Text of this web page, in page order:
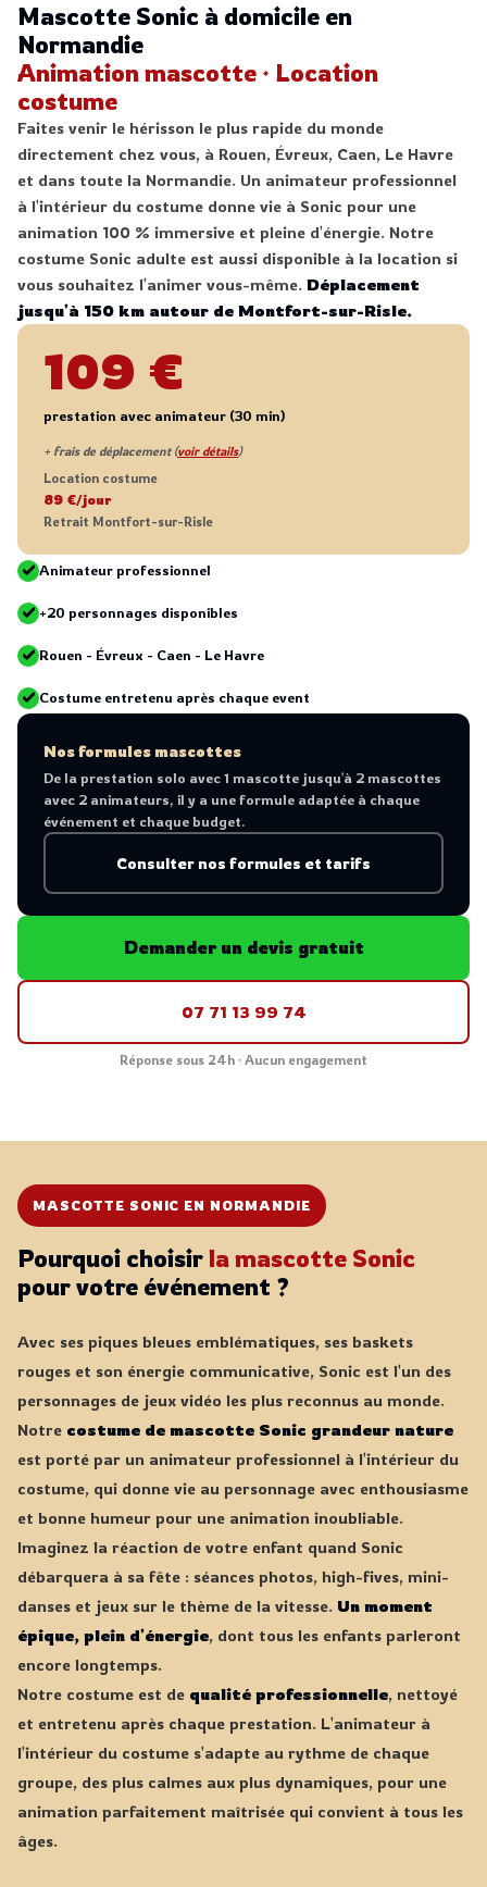
Mascotte Sonic à domicile en
Normandie
Animation mascotte · Location
costume
Faites venir le hérisson le plus rapide du monde
directement chez vous, à Rouen, Évreux, Caen, Le Havre
et dans toute la Normandie. Un animateur professionnel
à l'intérieur du costume donne vie à Sonic pour une
animation 100 % immersive et pleine d'énergie. Notre
costume Sonic adulte est aussi disponible à la location si
vous souhaitez l'animer vous-même. Déplacement
jusqu'à 150 km autour de Montfort-sur-Risle.
109 €
prestation avec animateur (30 min)
+ frais de déplacement (voir détails)
Location costume
89 €/jour
Retrait Montfort-sur-Risle
Animateur professionnel
+20 personnages disponibles
Rouen - Évreux - Caen - Le Havre
Costume entretenu après chaque event
Nos formules mascottes
De la prestation solo avec 1 mascotte jusqu'à 2 mascottes
avec 2 animateurs, il y a une formule adaptée à chaque
événement et chaque budget.
Consulter nos formules et tarifs
Demander un devis gratuit
07 71 13 99 74
Réponse sous 24h · Aucun engagement
MASCOTTE SONIC EN NORMANDIE
Pourquoi choisirla mascotte Sonic
pour votre événement ?
Avec ses piques bleues emblématiques, ses baskets
rouges et son énergie communicative, Sonic est l'un des
personnages de jeux vidéo les plus reconnus au monde.
Notre costume de mascotte Sonic grandeur nature
est porté par un animateur professionnel à l'intérieur du
costume, qui donne vie au personnage avec enthousiasme
et bonne humeur pour une animation inoubliable.
Imaginez la réaction de votre enfant quand Sonic
débarquera à sa fête : séances photos, high-fives, mini-
danses et jeux sur le thème de la vitesse. Un moment
épique, plein d'énergie, dont tous les enfants parleront
encore longtemps.
Notre costume est de qualité professionnelle, nettoyé
et entretenu après chaque prestation. L'animateur à
l'intérieur du costume s'adapte au rythme de chaque
groupe, des plus calmes aux plus dynamiques, pour une
animation parfaitement maîtrisée qui convient à tous les
âges.